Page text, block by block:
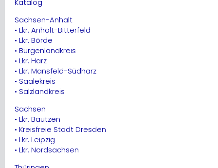
Katalog
Sachsen-Anhalt
• Lkr. Anhalt-Bitterfeld
• Lkr. Börde
• Burgenlandkreis
• Lkr. Harz
• Lkr. Mansfeld-Südharz
• Saalekreis
• Salzlandkreis
Sachsen
• Lkr. Bautzen
• Kreisfreie Stadt Dresden
• Lkr. Leipzig
• Lkr. Nordsachsen